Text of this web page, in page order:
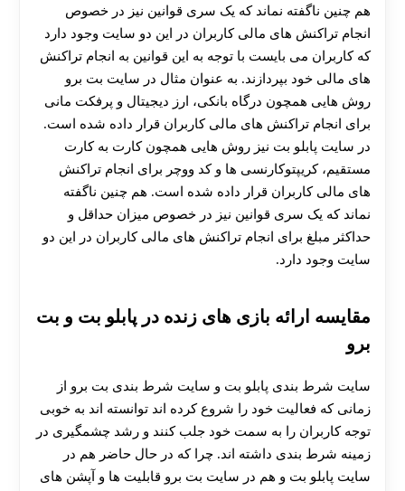
هم چنین ناگفته نماند که یک سری قوانین نیز در خصوص
انجام تراکنش‌ های مالی کاربران در این دو سایت وجود دارد
که کاربران می‌ بایست با توجه به این قوانین به انجام تراکنش‌
های مالی خود بپردازند. به عنوان مثال در سایت بت برو
روش‌ هایی همچون درگاه بانکی، ارز دیجیتال و پرفکت مانی
برای انجام تراکنش‌ های مالی کاربران قرار داده شده است.
در سایت پابلو بت نیز روش‌ هایی همچون کارت به کارت
مستقیم، کریپتوکارنسی ها و کد ووچر برای انجام تراکنش‌
های مالی کاربران قرار داده شده است. هم چنین ناگفته
نماند که یک سری قوانین نیز در خصوص میزان حداقل و
حداکثر مبلغ برای انجام تراکنش‌ های مالی کاربران در این دو
سایت وجود دارد.
مقایسه ارائه بازی‌ های زنده در پابلو بت و بت
برو
سایت شرط‌ بندی پابلو بت و سایت شرط بندی بت برو از
زمانی که فعالیت خود را شروع کرده اند توانسته اند به خوبی
توجه کاربران را به سمت خود جلب کنند و رشد چشمگیری در
زمینه شرط بندی داشته اند. چرا که در حال حاضر هم در
سایت پابلو بت و هم در سایت بت برو قابلیت ها و آپشن های